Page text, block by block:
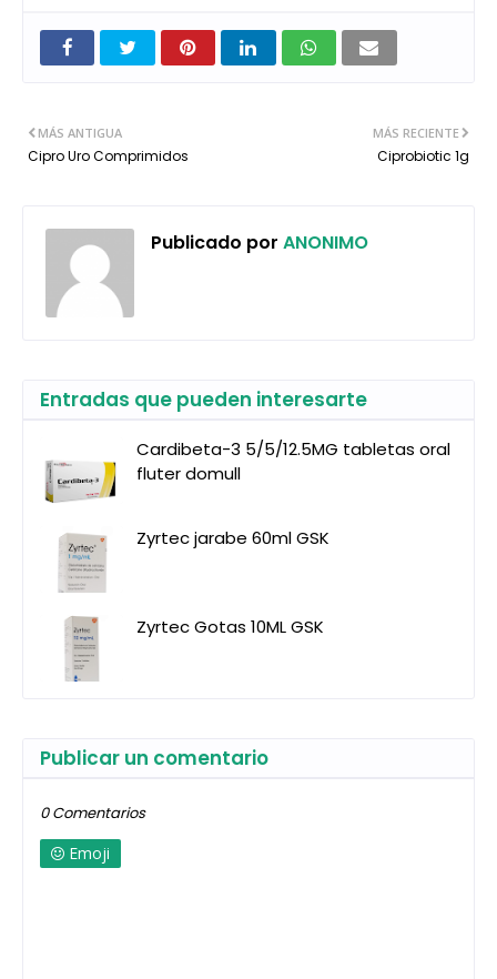
MÁS RECIENTE
Ciprobiotic 1g
MÁS ANTIGUA
Cipro Uro Comprimidos
Publicado por ANONIMO
Entradas que pueden interesarte
Cardibeta-3 5/5/12.5MG tabletas oral
fluter domull
Zyrtec jarabe 60ml GSK
Zyrtec Gotas 10ML GSK
Publicar un comentario
0 Comentarios
Emoji